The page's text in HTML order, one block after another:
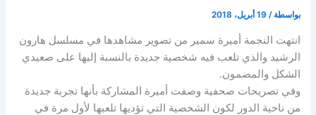
بواسطة / 19 أبريل، 2018
انتهت النجمة أميرة سمير من تصوير مشاهدها في مسلسل هارون
الرشيد والذي تلعب فيه شخصية جديدة بالنسبة إليها على صعيدي
الشكل والمضمون.
وفي تصريحات صحفية وصفت أميرة المشاركة بأنها تجربة جديدة
من ناحية الدور لكون الشخصية التي تؤديها تلعبها لأول مرة في